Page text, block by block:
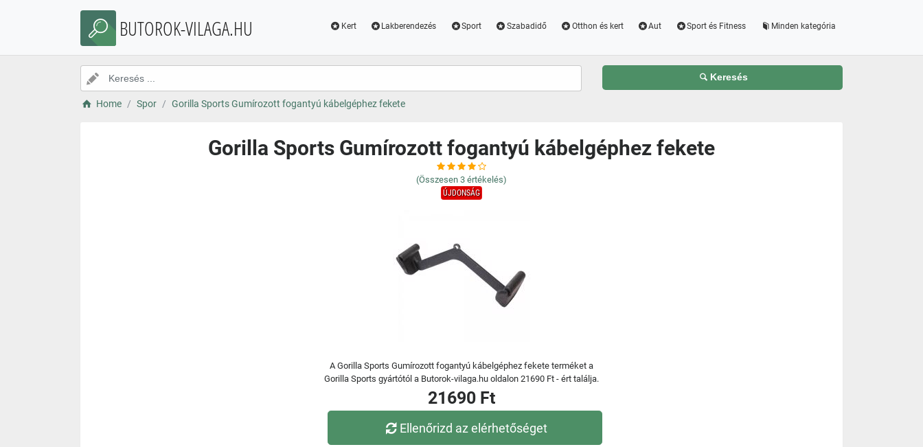
BUTOROK-VILAGA.HU Kert Lakberendezés Sport Szabadidő Otthon és kert Aut Sport és Fitness Minden kategória
Keresés
Home Spor Gorilla Sports Gumírozott fogantyú kábelgéphez fekete
Gorilla Sports Gumírozott fogantyú kábelgéphez fekete
(Összesen 3 értékelés)
ÚJDONSÁG
A Gorilla Sports Gumírozott fogantyú kábelgéphez fekete terméket a
Gorilla Sports gyártótól a Butorok-vilaga.hu oldalon 21690 Ft - ért találja.
21690 Ft
Ellenőrizd az elérhetőséget